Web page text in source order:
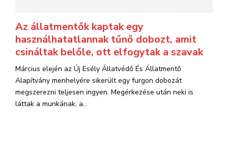
Az állatmentők kaptak egy
használhatatlannak tűnő dobozt, amit
csináltak belőle, ott elfogytak a szavak
Március elején az Új Esély Állatvédő És Állatmentő
Alapítvány menhelyére sikerült egy furgon dobozát
megszerezni teljesen ingyen. Megérkezése után neki is
láttak a munkának, a...